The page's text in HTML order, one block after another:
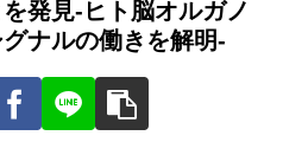
発見-ヒト脳オルガノ
ナルの働きを解明-